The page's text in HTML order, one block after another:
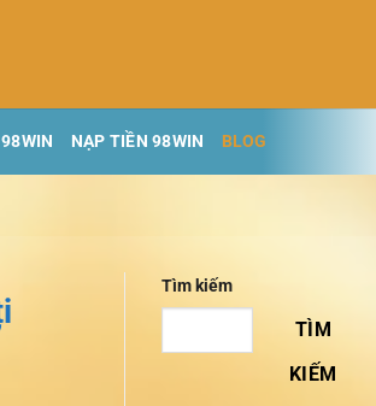
NẠP TIỀN 98WIN BLOG
Tìm kiếm
TÌM
KIẾM